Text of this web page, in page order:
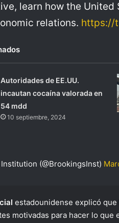
learn how the
relations. https://
Autoridades de EE.UU.
incautan cocaína valorada en
54 mdd
10 septiembre, 2024
(@BrookingsInst)
estadounidense explicó que
motivadas para hacer lo